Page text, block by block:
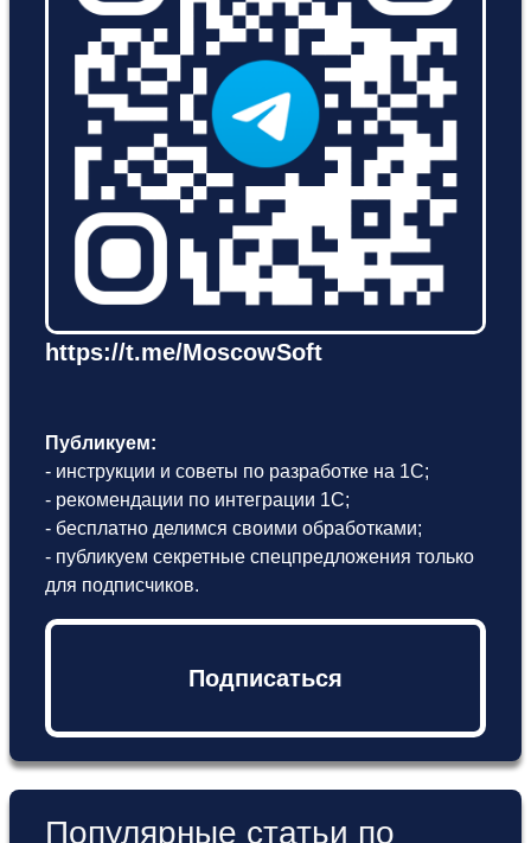
https://t.me/MoscowSoft
Публикуем:
- инструкции и советы по разработке на 1С;
- рекомендации по интеграции 1С;
- бесплатно делимся своими обработками;
- публикуем секретные спецпредложения только
для подписчиков.
Подписаться
Популярные статьи по